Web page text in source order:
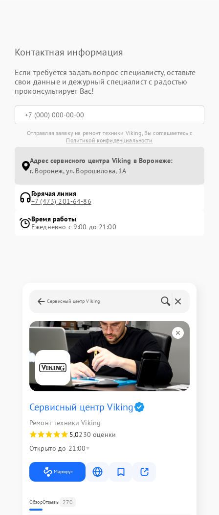
Контактная информация
Если требуется задать вопрос специалисту, оставьте
свои данные и дежурный специалист с радостью
проконсультирует Вас!
Отправляя заявку на ремонт техники Viking, Вы соглашаетесь с
Политикой конфиденциальности
Адрес сервисного центра Viking в Воронеже:
г. Воронеж, ул. Ворошилова, 1А
Горячая линия
+7 (473) 201-64-86
Время работы
Ежедневно с 9:00 до 21:00
Сервисный центр Viking
Сервисный центр Viking
Ремонт техники Viking
5,0230 оценки
Открыто до 21:00
Маршрут
ОбзорОтзывы 270